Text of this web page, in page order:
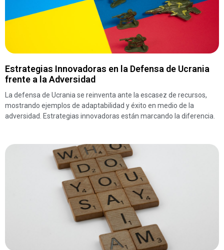
Estrategias Innovadoras en la Defensa de Ucrania
frente a la Adversidad
La defensa de Ucrania se reinventa ante la escasez de recursos,
mostrando ejemplos de adaptabilidad y éxito en medio de la
adversidad. Estrategias innovadoras están marcando la diferencia.